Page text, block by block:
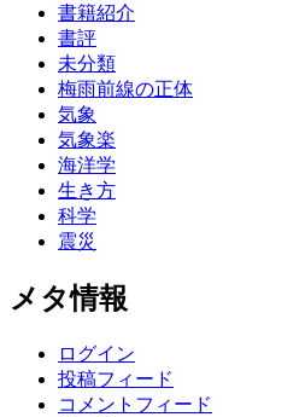
書籍紹介
書評
未分類
梅雨前線の正体
気象
気象楽
海洋学
生き方
科学
震災
メタ情報
ログイン
投稿フィード
コメントフィード